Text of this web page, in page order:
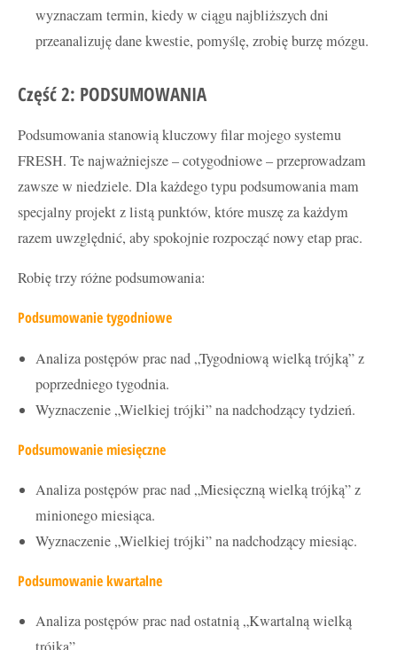
wyznaczam termin, kiedy w ciągu najbliższych dni
przeanalizuję dane kwestie, pomyślę, zrobię burzę mózgu.
Część 2: PODSUMOWANIA
Podsumowania stanowią kluczowy filar mojego systemu
FRESH. Te najważniejsze – cotygodniowe – przeprowadzam
zawsze w niedziele. Dla każdego typu podsumowania mam
specjalny projekt z listą punktów, które muszę za każdym
razem uwzględnić, aby spokojnie rozpocząć nowy etap prac.
Robię trzy różne podsumowania:
Podsumowanie tygodniowe
Analiza postępów prac nad „Tygodniową wielką trójką” z
poprzedniego tygodnia.
Wyznaczenie „Wielkiej trójki” na nadchodzący tydzień.
Podsumowanie miesięczne
Analiza postępów prac nad „Miesięczną wielką trójką” z
minionego miesiąca.
Wyznaczenie „Wielkiej trójki” na nadchodzący miesiąc.
Podsumowanie kwartalne
Analiza postępów prac nad ostatnią „Kwartalną wielką